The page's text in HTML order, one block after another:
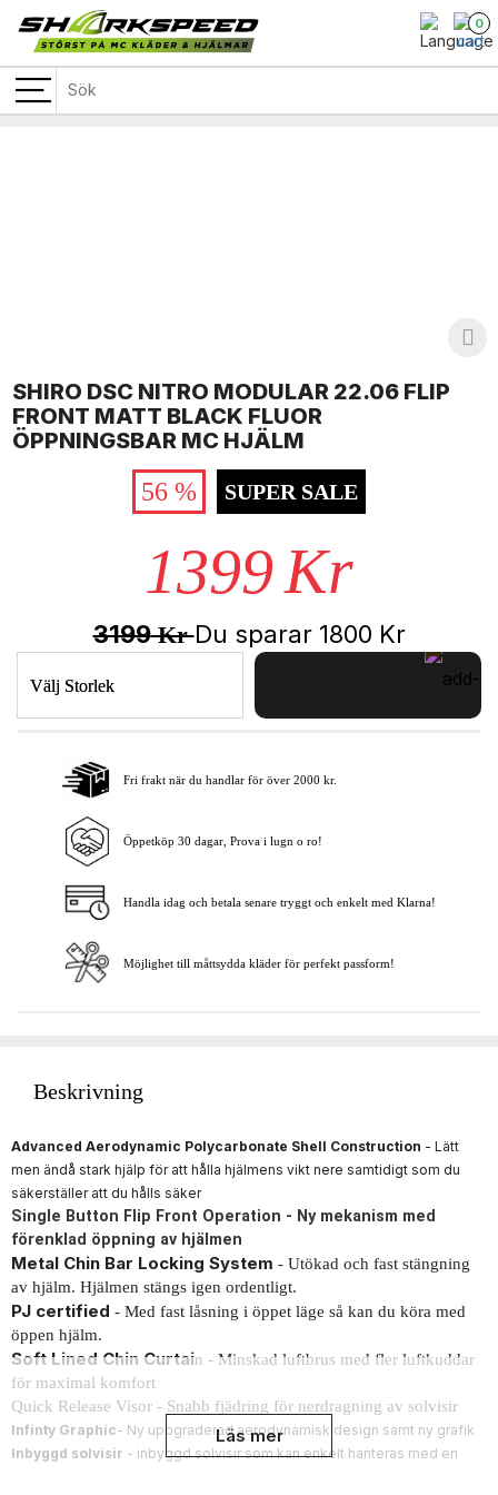
0
SHIRO DSC NITRO MODULAR 22.06 FLIP
FRONT MATT BLACK FLUOR
ÖPPNINGSBAR MC HJÄLM
56 % SUPER SALE
1399Kr
3199KrDu sparar 1800 Kr
Välj Storlek
Lägg i varukorgen
Fri frakt när du handlar för över 2000 kr.
Öppetköp 30 dagar, Prova i lugn o ro!
Handla idag och betala senare tryggt och enkelt med Klarna!
Möjlighet till måttsydda kläder för perfekt passform!
Beskrivning
Advanced Aerodynamic Polycarbonate Shell Construction - Lätt
men ändå stark hjälp för att hålla hjälmens vikt nere samtidigt som du
säkerställer att du hålls säker
Single Button Flip Front Operation - Ny mekanism med
förenklad öppning av hjälmen
Metal Chin Bar Locking System - Utökad och fast stängning
av hjälm. Hjälmen stängs igen ordentligt.
PJ certified - Med fast låsning i öppet läge så kan du köra med
öppen hjälm.
Soft Lined Chin Curtain - Minskad luftbrus med fler luftkuddar
för maximal komfort
Quick Release Visor - Snabb fjädring för nerdragning av solvisir
Infinty Graphic- Ny uppgraderad aerodynamisk design samt ny grafik
Inbyggd solvisir - inbyggd solvisir som kan enkelt hanteras med en
Läs mer